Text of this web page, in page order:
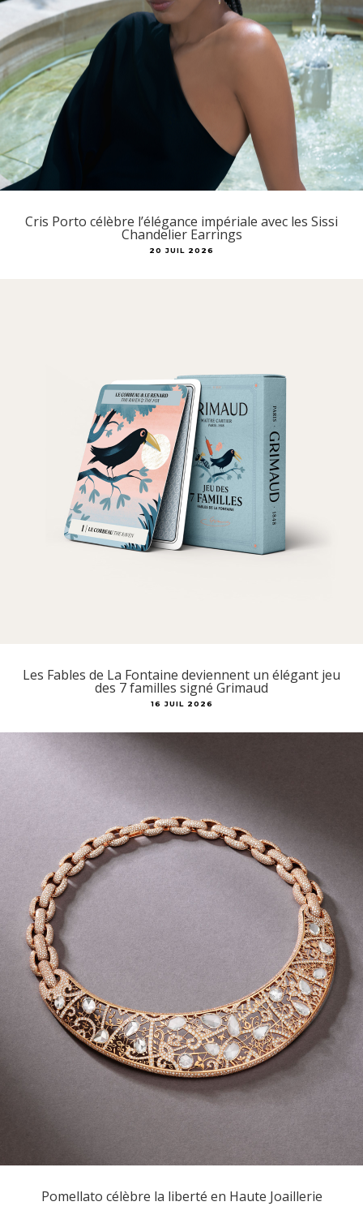
Cris Porto célèbre l’élégance impériale avec les Sissi
Chandelier Earrings
20 JUIL 2026
Les Fables de La Fontaine deviennent un élégant jeu
des 7 familles signé Grimaud
16 JUIL 2026
Pomellato célèbre la liberté en Haute Joaillerie